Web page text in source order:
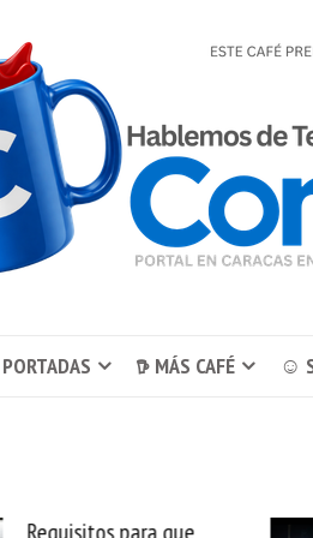
𖠚 MÁS CAFÉ ☺